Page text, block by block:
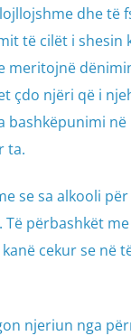
dhe të
të cilët i
meritojnë
çdo njëri që i
bashkëpunimi
ta.
se sa alkooli
përbashkët
cekur se në
njeriun nga